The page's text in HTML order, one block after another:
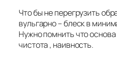
Что бы не перегрузить
вульгарно – блеск в
Нужно помнить что основа
чистота , наивность.